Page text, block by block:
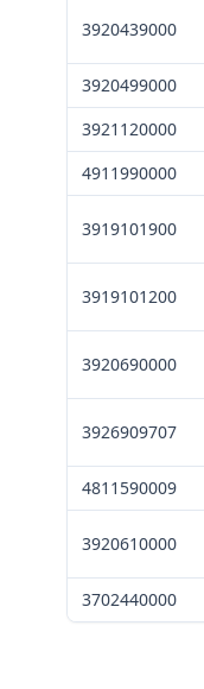
3920439000
3920499000
3921120000
4911990000
3919101900
3919101200
3920690000
3926909707
4811590009
3920610000
3702440000